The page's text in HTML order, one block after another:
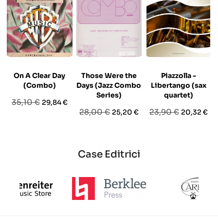
On A Clear Day
(Combo)
Prezzo
35,10 € Prezzo
29,84 €
Those Were the
Days (Jazz Combo
Series)
Prezzo
28,00 € Prezzo
25,20 €
Piazzolla -
Libertango (sax
quartet)
Prezzo
23,90 € Prezzo
20,32 €
Case Editrici